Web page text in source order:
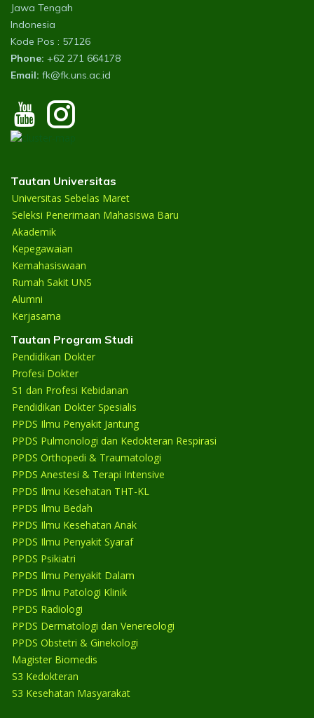
Jawa Tengah
Indonesia
Kode Pos : 57126
Phone: +62 271 664178
Email: fk@fk.uns.ac.id
Tautan Universitas
Universitas Sebelas Maret
Seleksi Penerimaan Mahasiswa Baru
Akademik
Kepegawaian
Kemahasiswaan
Rumah Sakit UNS
Alumni
Kerjasama
Tautan Program Studi
Pendidikan Dokter
Profesi Dokter
S1 dan Profesi Kebidanan
Pendidikan Dokter Spesialis
PPDS Ilmu Penyakit Jantung
PPDS Pulmonologi dan Kedokteran Respirasi
PPDS Orthopedi & Traumatologi
PPDS Anestesi & Terapi Intensive
PPDS Ilmu Kesehatan THT-KL
PPDS Ilmu Bedah
PPDS Ilmu Kesehatan Anak
PPDS Ilmu Penyakit Syaraf
PPDS Psikiatri
PPDS Ilmu Penyakit Dalam
PPDS Ilmu Patologi Klinik
PPDS Radiologi
PPDS Dermatologi dan Venereologi
PPDS Obstetri & Ginekologi
Magister Biomedis
S3 Kedokteran
S3 Kesehatan Masyarakat